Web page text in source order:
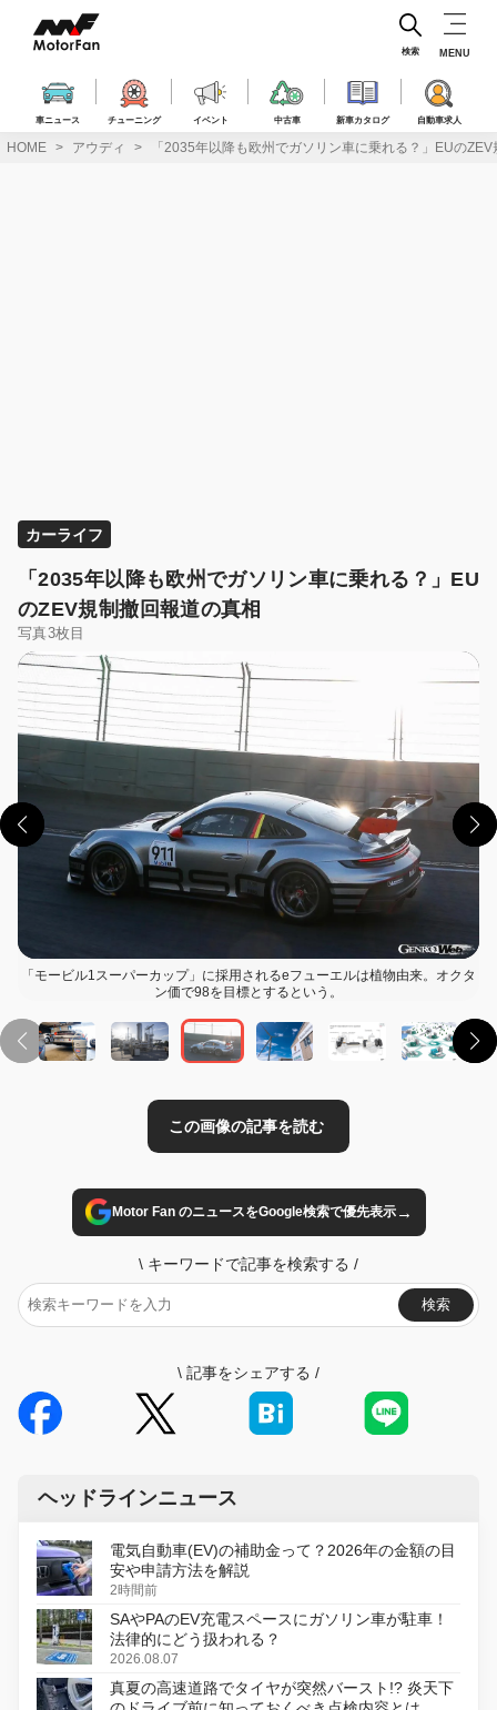
ス
車ニュース チューニング イベント 中古車 新車カタログ 自動車求人
検索 MENU
HOME アウディ 「2035年以降も欧州でガソリン車に乗れる？」EUの
カーライフ
「2035年以降も欧州でガソリン車に乗れる？」EU
のZEV規制撤回報道の真相
写真3枚目
「モービル1スーパーカップ」に採用されるeフューエルは植物由来。オクタ
ン価で98を目標とするという。
Motor Fan のニュースをGoogle検索で優先表示→
\ キーワードで記事を検索する /
検索
\ 記事をシェアする /
ヘッドラインニュース
電気自動車(EV)の補助金って？2026年の金額の目
安や申請方法を解説
2時間前
SAやPAのEV充電スペースにガソリン車が駐車！
法律的にどう扱われる？
2026.08.07
真夏の高速道路でタイヤが突然バースト!? 炎天下